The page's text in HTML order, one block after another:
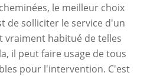
le meilleur choix
de solliciter le service d'un
habitué de telles
il peut faire usage de tous
pour l'intervention. C'est